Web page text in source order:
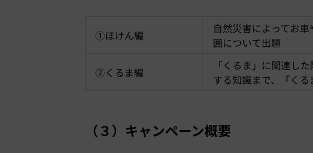
①ほけん編
自然災害によってお
囲について出題
②くるま編
「くるま」に関連し
する知識まで、「く
（３）キャンペーン概要